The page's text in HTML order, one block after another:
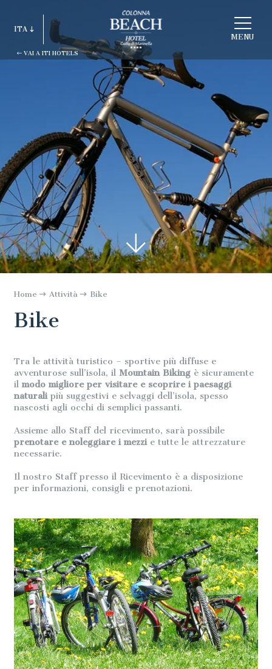
MENU
VAI A ITI HOTELS
ITA
SCEGLI
STRUTTURA
Home Attività Bike
Bike
Tra le attività turistico – sportive più diffuse e
avventurose sull’isola, il Mountain Biking è sicuramente
il modo migliore per visitare e scoprire i paesaggi
naturalipiù suggestivi e selvaggi dell’isola, spesso
nascosti agli occhi di semplici passanti.
Assieme allo Staff del ricevimento, sarà possibile
prenotare e noleggiare i mezzie tutte le attrezzature
necessarie.
Il nostro Staff presso il Ricevimento è a disposizione
per informazioni, consigli e prenotazioni.